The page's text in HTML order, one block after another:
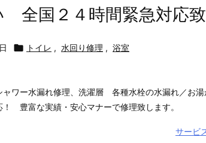
全国２４時間緊急対応致
 トイレ , 水回り修理 , 浴室
ャワー水漏れ修理、洗濯層 各種水栓の水漏れ／お
！ 豊富な実績・安心マナーで修理致します。
サービ